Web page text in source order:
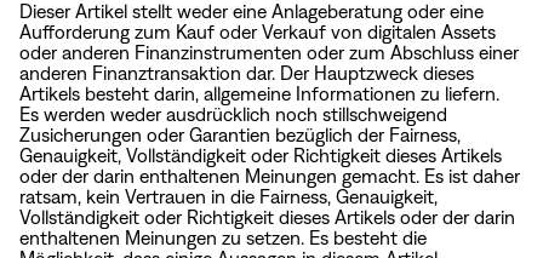
Dieser Artikel stellt weder eine Anlageberatung oder eine
Aufforderung zum Kauf oder Verkauf von digitalen Assets
oder anderen Finanzinstrumenten oder zum Abschluss einer
anderen Finanztransaktion dar. Der Hauptzweck dieses
Artikels besteht darin, allgemeine Informationen zu liefern.
Es werden weder ausdrücklich noch stillschweigend
Zusicherungen oder Garantien bezüglich der Fairness,
Genauigkeit, Vollständigkeit oder Richtigkeit dieses Artikels
oder der darin enthaltenen Meinungen gemacht. Es ist daher
ratsam, kein Vertrauen in die Fairness, Genauigkeit,
Vollständigkeit oder Richtigkeit dieses Artikels oder der darin
enthaltenen Meinungen zu setzen. Es besteht die